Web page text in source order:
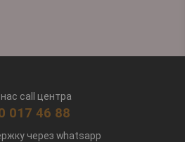
call центра
017 46 88
через whatsapp